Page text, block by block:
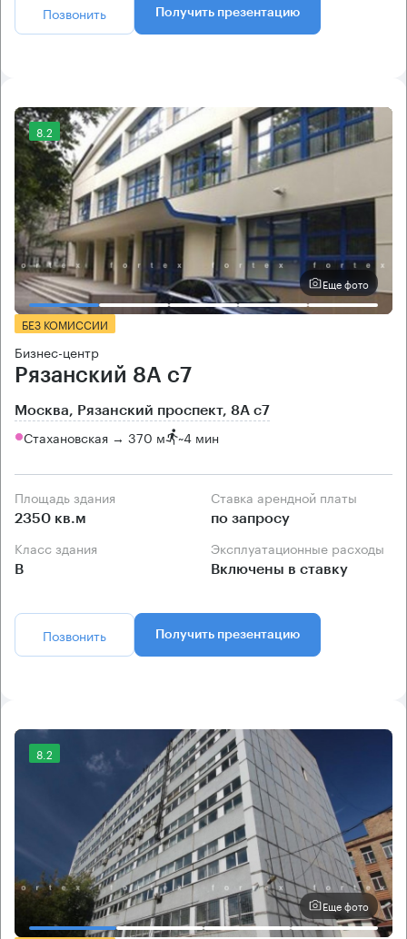
Позвонить Получить презентацию
8.2
Еще фото
БЕЗ КОМИССИИ
Бизнес-центр
Рязанский 8А с7
Москва, Рязанский проспект, 8А с7
Стахановская → 370 м ~4 мин
Площадь здания
2350 кв.м
Ставка арендной платы
по запросу
Класс здания
B
Эксплуатационные расходы
Включены в ставку
Позвонить Получить презентацию
8.2
Еще фото